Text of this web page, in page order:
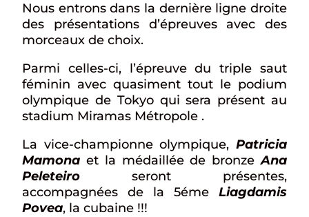
Nous entrons dans la dernière ligne droite
des présentations d’épreuves avec des
morceaux de choix.
Parmi celles-ci, l’épreuve du triple saut
féminin avec quasiment tout le podium
olympique de Tokyo qui sera présent au
stadium Miramas Métropole .
La vice-championne olympique, Patricia
Mamona et la médaillée de bronzeAna
Peleteiro seront présentes,
accompagnées de la 5éme
Liagdamis
Povea, la cubaine !!!